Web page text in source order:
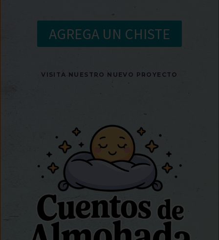
AGREGA UN CHISTE
VISITA NUESTRO NUEVO PROYECTO